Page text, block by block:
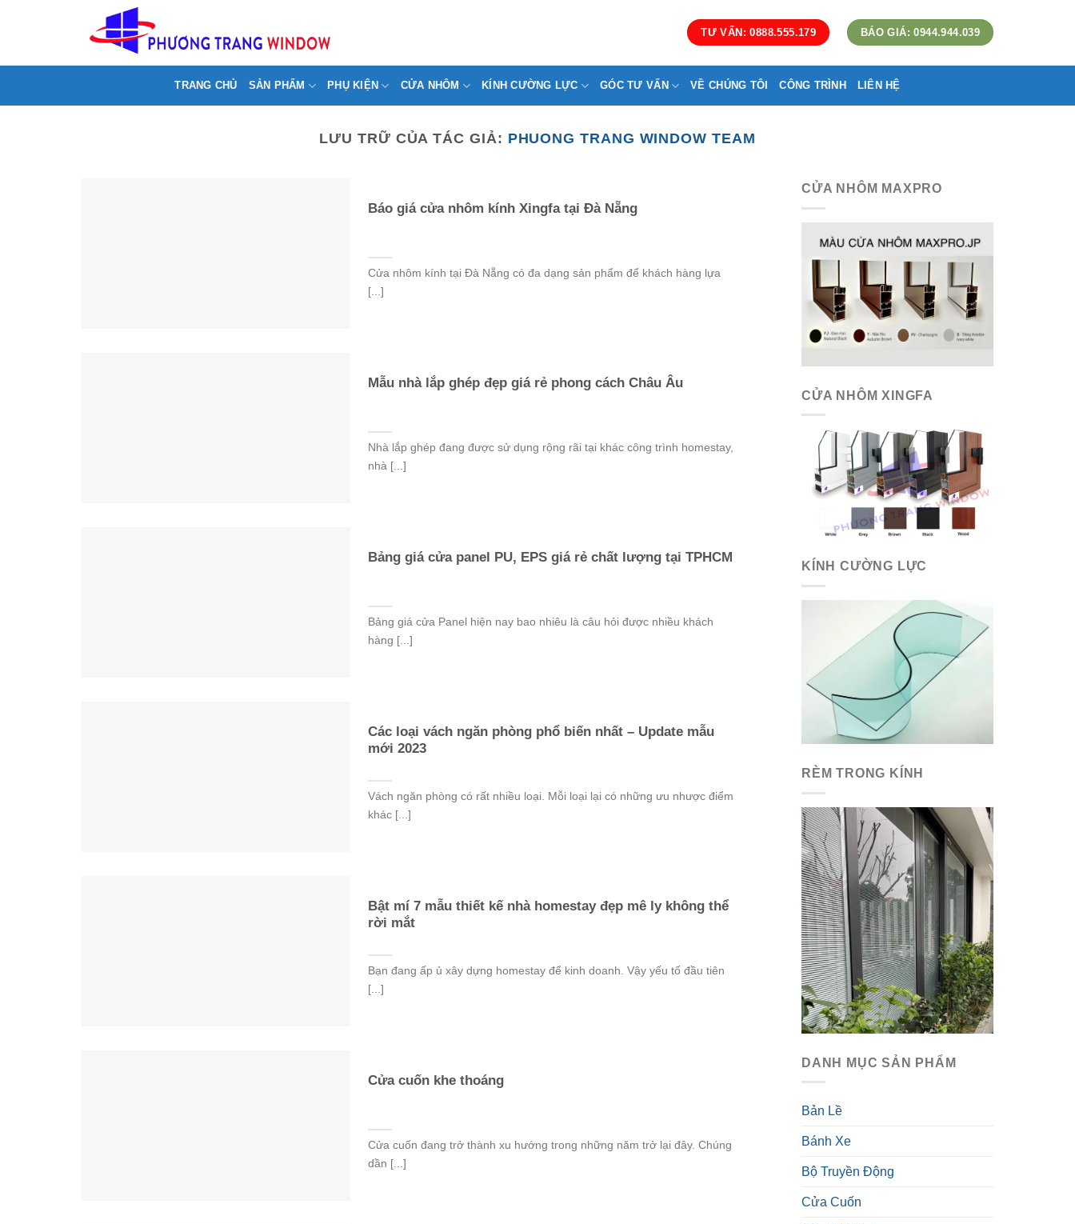
dung
TƯ VẤN: 0888.555.179 BÁO GIÁ: 0944.944.039
TRANG CHỦ SẢN PHẨM PHỤ KIỆN CỬA NHÔM KÍNH CƯỜNG LỰC GÓC TƯ VẤN VỀ CHÚNG TÔI CÔNG TRÌNH LIÊN HỆ
LƯU TRỮ CỦA TÁC GIẢ: PHUONG TRANG WINDOW TEAM
Báo giá cửa nhôm kính Xingfa tại Đà Nẵng
Cửa nhôm kính tại Đà Nẵng có đa dạng sản phẩm để khách hàng lựa
[...]
Mẫu nhà lắp ghép đẹp giá rẻ phong cách Châu Âu
Nhà lắp ghép đang được sử dụng rộng rãi tại khác công trình homestay,
nhà [...]
Bảng giá cửa panel PU, EPS giá rẻ chất lượng tại TPHCM
Bảng giá cửa Panel hiện nay bao nhiêu là câu hỏi được nhiều khách
hàng [...]
Các loại vách ngăn phòng phổ biến nhất – Update mẫu
mới 2023
Vách ngăn phòng có rất nhiều loại. Mỗi loại lại có những ưu nhược điểm
khác [...]
Bật mí 7 mẫu thiết kế nhà homestay đẹp mê ly không thể
rời mắt
Bạn đang ấp ủ xây dựng homestay để kinh doanh. Vậy yếu tố đầu tiên
[...]
Cửa cuốn khe thoáng
Cửa cuốn đang trở thành xu hướng trong những năm trở lại đây. Chúng
dần [...]
CỬA NHÔM MAXPRO
CỬA NHÔM XINGFA
KÍNH CƯỜNG LỰC
RÈM TRONG KÍNH
DANH MỤC SẢN PHẨM
Bản Lề
Bánh Xe
Bộ Truyền Động
Cửa Cuốn